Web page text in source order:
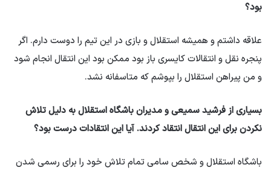
بود؟
علاقه داشتم و همیشه استقلال و بازی در این تیم را دوست دارم. اگر
پنجره نقل و انتقالات کایسری باز بود ممکن بود این انتقال انجام شود
و من پیراهن استقلال را بپوشم که متاسفانه نشد.
بسیاری از فرشید سمیعی و مدیران باشگاه استقلال به دلیل تلاش
نکردن برای این انتقال انتقاد کردند. آیا این انتقادات درست بود؟
باشگاه استقلال و شخص سامی تمام تلاش خود را برای رسمی شدن